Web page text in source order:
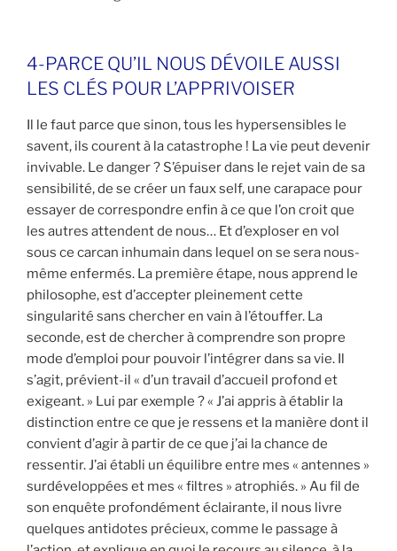
4-PARCE QU’IL NOUS DÉVOILE AUSSI
LES CLÉS POUR L’APPRIVOISER
Il le faut parce que sinon, tous les hypersensibles le
savent, ils courent à la catastrophe ! La vie peut devenir
invivable. Le danger ? S’épuiser dans le rejet vain de sa
sensibilité, de se créer un faux self, une carapace pour
essayer de correspondre enfin à ce que l’on croit que
les autres attendent de nous… Et d’exploser en vol
sous ce carcan inhumain dans lequel on se sera nous-
même enfermés. La première étape, nous apprend le
philosophe, est d’accepter pleinement cette
singularité sans chercher en vain à l’étouffer. La
seconde, est de chercher à comprendre son propre
mode d’emploi pour pouvoir l’intégrer dans sa vie. Il
s’agit, prévient-il « d’un travail d’accueil profond et
exigeant. » Lui par exemple ? « J’ai appris à établir la
distinction entre ce que je ressens et la manière dont il
convient d’agir à partir de ce que j’ai la chance de
ressentir. J’ai établi un équilibre entre mes « antennes »
surdéveloppées et mes « filtres » atrophiés. » Au fil de
son enquête profondément éclairante, il nous livre
quelques antidotes précieux, comme le passage à